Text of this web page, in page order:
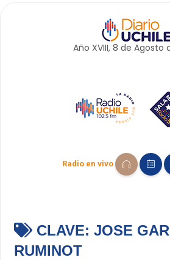
Año XVIII, 8 de Agosto
Radio en vivo
CLAVE: JOSE
RUMINOT